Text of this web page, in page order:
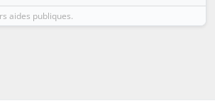
aides publiques.